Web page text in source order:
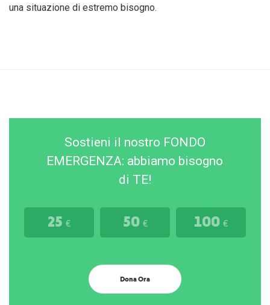
una situazione di estremo bisogno.
Sostieni il nostro FONDO
EMERGENZA: abbiamo bisogno
di TE!
25 € 50 € 100 €
Dona Ora